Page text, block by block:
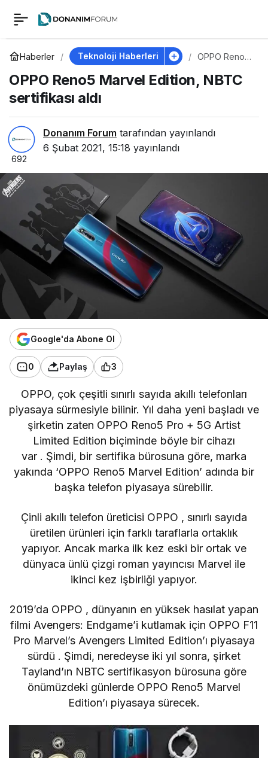
Haberler Teknoloji Haberleri
OPPO Reno5
Edition, NBTC
sertifikası aldı
OPPO Reno5 Marvel Edition, NBTC
sertifikası aldı
Donanım Forum tarafından yayınlandı
6 Şubat 2021, 15:18 yayınlandı
692
Google'da Abone Ol
0 Paylaş 3
OPPO, çok çeşitli sınırlı sayıda akıllı telefonları
piyasaya sürmesiyle bilinir. Yıl daha yeni başladı ve
şirketin zaten OPPO Reno5 Pro + 5G Artist
Limited Edition biçiminde böyle bir cihazı
var . Şimdi, bir sertifika bürosuna göre, marka
yakında ‘OPPO Reno5 Marvel Edition’ adında bir
başka telefon piyasaya sürebilir.
Çinli akıllı telefon üreticisi OPPO , sınırlı sayıda
üretilen ürünleri için farklı taraflarla ortaklık
yapıyor. Ancak marka ilk kez eski bir ortak ve
dünyaca ünlü çizgi roman yayıncısı Marvel ile
ikinci kez işbirliği yapıyor.
2019’da OPPO , dünyanın en yüksek hasılat yapan
filmi Avengers: Endgame’i kutlamak için OPPO F11
Pro Marvel’s Avengers Limited Edition’ı piyasaya
sürdü . Şimdi, neredeyse iki yıl sonra, şirket
Tayland’ın NBTC sertifikasyon bürosuna göre
önümüzdeki günlerde OPPO Reno5 Marvel
Edition’ı piyasaya sürecek.
OPPO Reno5 Marvel
Edition, NBTC
sertifikası aldı